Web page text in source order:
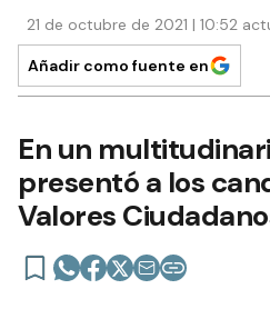
21 de octubre de 2021 | 10:52
Añadir como fuente en
En un
presentó a los
Valores